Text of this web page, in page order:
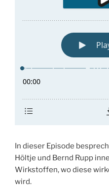
In dieser Episode
Höltje und Bernd Rupp
Wirkstoffen, wo diese
wird.